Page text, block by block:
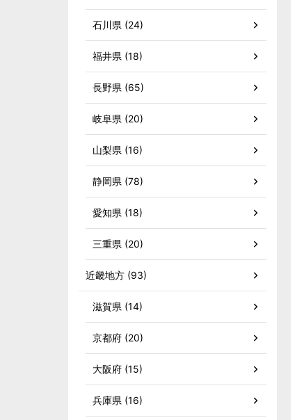
石川県 (24)
福井県 (18)
長野県 (65)
岐阜県 (20)
山梨県 (16)
静岡県 (78)
愛知県 (18)
三重県 (20)
近畿地方 (93)
滋賀県 (14)
京都府 (20)
大阪府 (15)
兵庫県 (16)